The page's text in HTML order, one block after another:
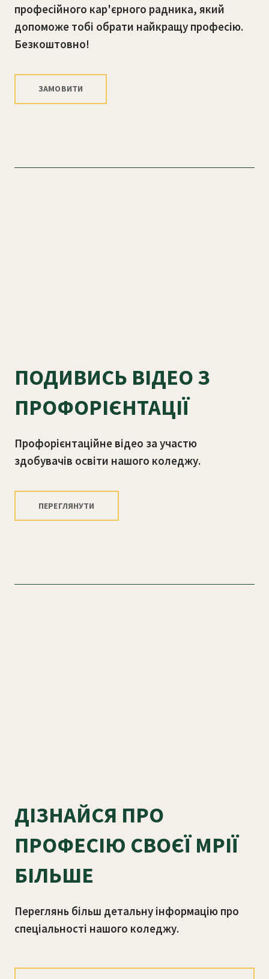
професійного кар'єрного радника, який
допоможе тобі обрати найкращу професію.
Безкоштовно!
ЗАМОВИТИ
ПОДИВИСЬ ВІДЕО З
ПРОФОРІЄНТАЦІЇ
Профорієнтаційне відео за участю
здобувачів освіти нашого коледжу.
ПЕРЕГЛЯНУТИ
ДІЗНАЙСЯ ПРО
ПРОФЕСІЮ СВОЄЇ МРІЇ
БІЛЬШЕ
Переглянь більш детальну інформацію про
спеціальності нашого коледжу.